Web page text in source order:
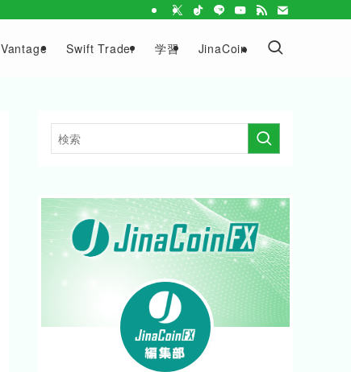
Vantage Swift Trader 学習 JinaCoin